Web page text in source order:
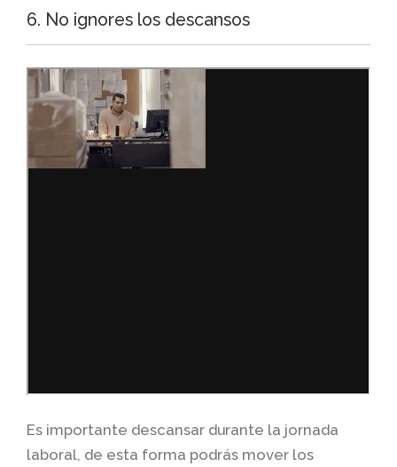
6. No ignores los descansos
Es importante descansar durante la jornada
laboral, de esta forma podrás mover los